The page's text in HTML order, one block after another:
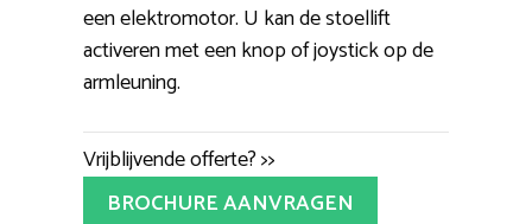
een elektromotor. U kan de stoellift
activeren met een knop of joystick op de
armleuning.
Vrijblijvende offerte? >>
BROCHURE AANVRAGEN